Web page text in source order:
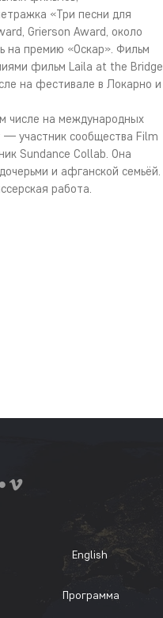
«Три песни для
Grierson Award, около
на премию «Оскар». Фильм
фильм Laila at the Bridge
на фестивале в Локарно и
числе на международных
— участник сообщества Film
Sundance Collab. Она
и афганской семьёй.
работа.
English
Программа